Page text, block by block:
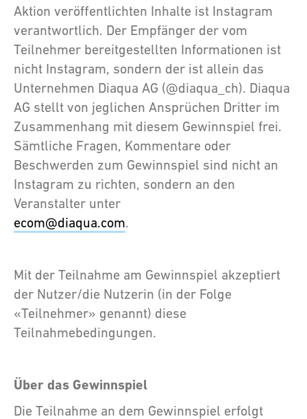
Aktion veröffentlichten Inhalte ist Instagram
verantwortlich. Der Empfänger der vom
Teilnehmer bereitgestellten Informationen ist
nicht Instagram, sondern der ist allein das
Unternehmen Diaqua AG (@diaqua_ch). Diaqua
AG stellt von jeglichen Ansprüchen Dritter im
Zusammenhang mit diesem Gewinnspiel frei.
Sämtliche Fragen, Kommentare oder
Beschwerden zum Gewinnspiel sind nicht an
Instagram zu richten, sondern an den
Veranstalter unter
ecom@diaqua.com.
Mit der Teilnahme am Gewinnspiel akzeptiert
der Nutzer/die Nutzerin (in der Folge
«Teilnehmer» genannt) diese
Teilnahmebedingungen.
Über das Gewinnspiel
Die Teilnahme an dem Gewinnspiel erfolgt